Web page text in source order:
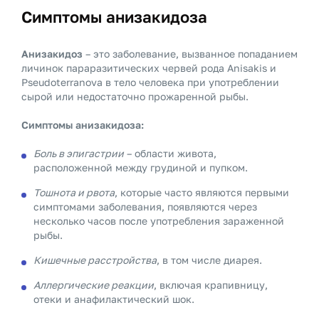
Симптомы анизакидоза
Анизакидоз – это заболевание, вызванное попаданием
личинок параразитических червей рода Anisakis и
Pseudoterranova в тело человека при употреблении
сырой или недостаточно прожаренной рыбы.
Симптомы анизакидоза:
Боль в эпигастрии – области живота,
расположенной между грудиной и пупком.
Тошнота и рвота, которые часто являются первыми
симптомами заболевания, появляются через
несколько часов после употребления зараженной
рыбы.
Кишечные расстройства, в том числе диарея.
Аллергические реакции, включая крапивницу,
отеки и анафилактический шок.